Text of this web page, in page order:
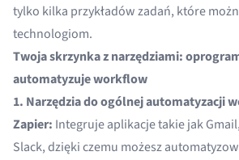
tylko kilka przykładów zadań, które
technologiom.
Twoja skrzynka z narzędziami:
automatyzuje workflow
1. Narzędzia do ogólnej automatyzacji
Zapier: Integruje aplikacje takie jak
Slack, dzięki czemu możesz